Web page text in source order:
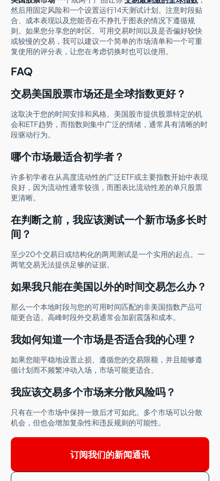
然后用固定风险和一个设置运行14天测试计划。注意时段贴
合、成本表现以及您能否在不挣扎于图表的情况下遵循规
则。如果您分享您的时区、可用交易时间以及是否偏好较快
或较慢的交易，我可以建议一个简单的市场清单和一个可重
复使用的评分表，让您在考虑切换时也可以使用。
FAQ
交易美国股票市场还是全球指数更好？
这取决于您的时间安排和风格。美国股市提供股票特定的机
会和ETF趋势，而指数则集中广泛的情绪，通常具有清晰的时
段驱动行为。
哪个市场最适合初学者？
许多初学者在从高度流动性的广泛ETF或主要指数开始中表现
良好，因为流动性通常较强，而图表比流动性差的单只股票
更清晰。
在判断之前，我应该测试一个新市场多长时
间？
至少20个交易日或结构化的两周测试是一个实用的起点。一
两笔交易无法提供足够的证据。
如果我只能在美国以外的时间交易怎么办？
那么一个本地时段与您的可用时间匹配的非美国指数产品可
能更合适。高峰时段外交易通常会加剧震荡和成本。
我如何知道一个市场是否适合我的心理？
如果您能平稳地设置止损、遵循您的交易限额，并且能够遵
循计划而不频繁冲动入场，市场可能更适合。
我应该交易多个市场来分散风险吗？
只有在一个市场中保持一致后才可如此。多个市场可以分散
机会，但也会增加复杂性和违反规则的可能性。
订阅我们的新闻通讯